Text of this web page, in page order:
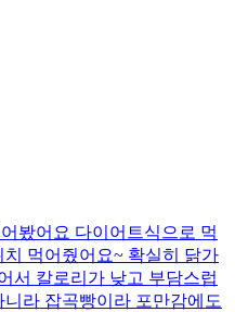
봤어요 다이어트식으로 먹
먹어줬어요~ 확실히 닭가
서 칼로리가 낮고 부담스럽
라 잡곡빵이라 포만감에도